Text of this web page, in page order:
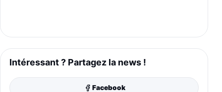
Intéressant ? Partagez la news !
Facebook